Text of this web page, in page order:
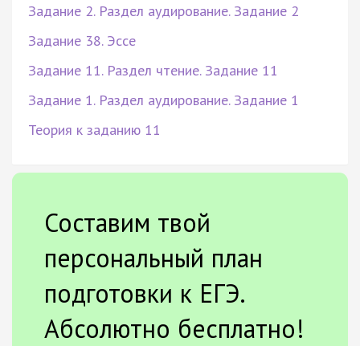
Задание 2. Раздел аудирование. Задание 2
Задание 38. Эссе
Задание 11. Раздел чтение. Задание 11
Задание 1. Раздел аудирование. Задание 1
Теория к заданию 11
Составим твой
персональный план
подготовки к ЕГЭ.
Абсолютно бесплатно!